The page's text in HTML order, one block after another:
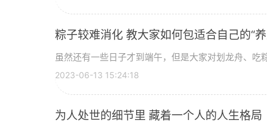
粽子较难消化 教大家如何包适合自己的“
虽然还有一些日子才到端午，但是大家对划龙舟、吃
2023-06-13 15:24:18
为人处世的细节里 藏着一个人的人生格局